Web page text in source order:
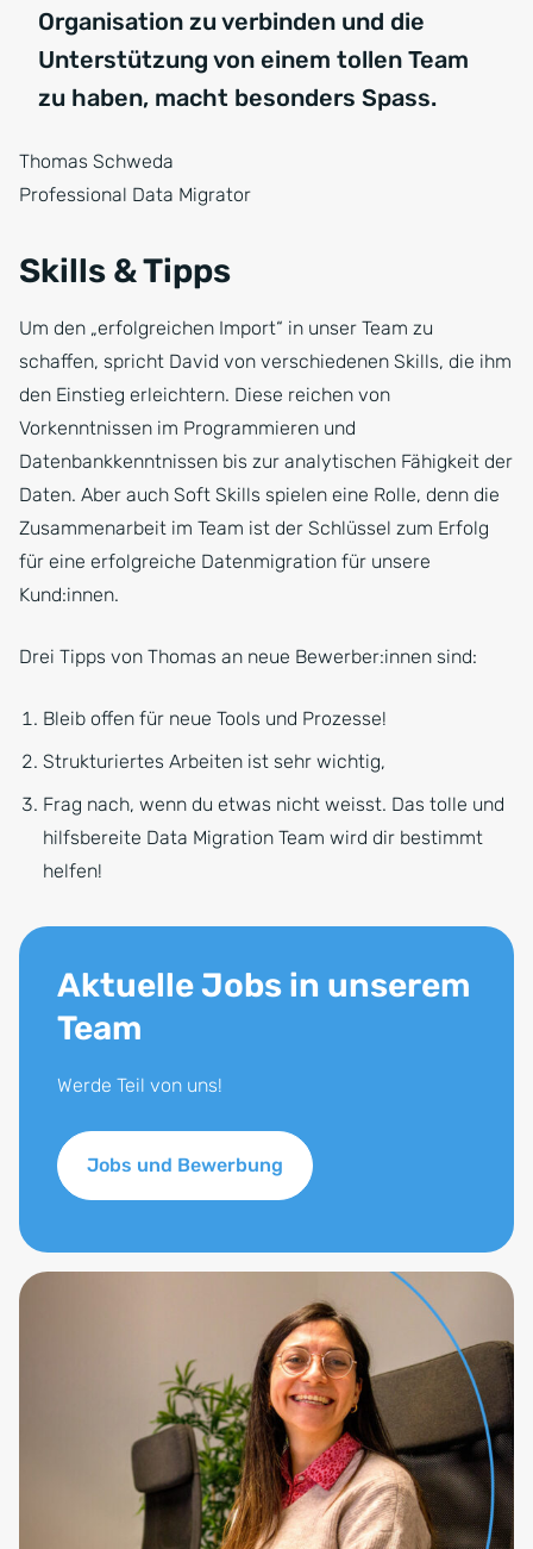
Organisation zu verbinden und die
Unterstützung von einem tollen Team
zu haben, macht besonders Spass.
Thomas Schweda
Professional Data Migrator
Skills & Tipps
Um den „erfolgreichen Import“ in unser Team zu
schaffen, spricht David von verschiedenen Skills, die ihm
den Einstieg erleichtern. Diese reichen von
Vorkenntnissen im Programmieren und
Datenbankkenntnissen bis zur analytischen Fähigkeit der
Daten. Aber auch Soft Skills spielen eine Rolle, denn die
Zusammenarbeit im Team ist der Schlüssel zum Erfolg
für eine erfolgreiche Datenmigration für unsere
Kund:innen.
Drei Tipps von Thomas an neue Bewerber:innen sind:
Bleib offen für neue Tools und Prozesse!
Strukturiertes Arbeiten ist sehr wichtig,
Frag nach, wenn du etwas nicht weisst. Das tolle und
hilfsbereite Data Migration Team wird dir bestimmt
helfen!
Aktuelle Jobs in unserem
Team
Werde Teil von uns!
Jobs und Bewerbung